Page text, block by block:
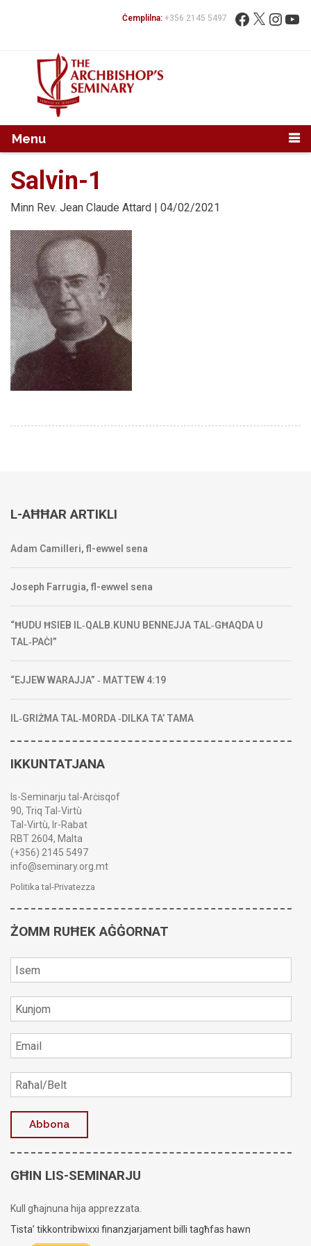
Fittex: Facebook
X
Ċemplilna: +356 2145 5497
Menu
Salvin-1
Minn Rev. Jean Claude Attard | 04/02/2021
L-AĦĦAR ARTIKLI
Adam Camilleri, fl-ewwel sena
Joseph Farrugia, fl-ewwel sena
“ĦUDU ĦSIEB IL‑QALB.KUNU BENNEJJA TAL‑GĦAQDA U
TAL‑PAĊI”
“EJJEW WARAJJA” ‑ MATTEW 4:19
IL‑GRIŻMA TAL‑MORDA ‑DILKA TA’ TAMA
IKKUNTATJANA
Is-Seminarju tal-Arċisqof
90, Triq Tal-Virtù
Tal-Virtù, Ir-Rabat
RBT 2604, Malta
(+356) 2145 5497
info@seminary.org.mt
Politika tal-Privatezza
ŻOMM RUĦEK AĠĠORNAT
GĦIN LIS-SEMINARJU
Kull għajnuna hija apprezzata.
Tista’ tikkontribwixxi finanzjarjament billi tagħfas hawn